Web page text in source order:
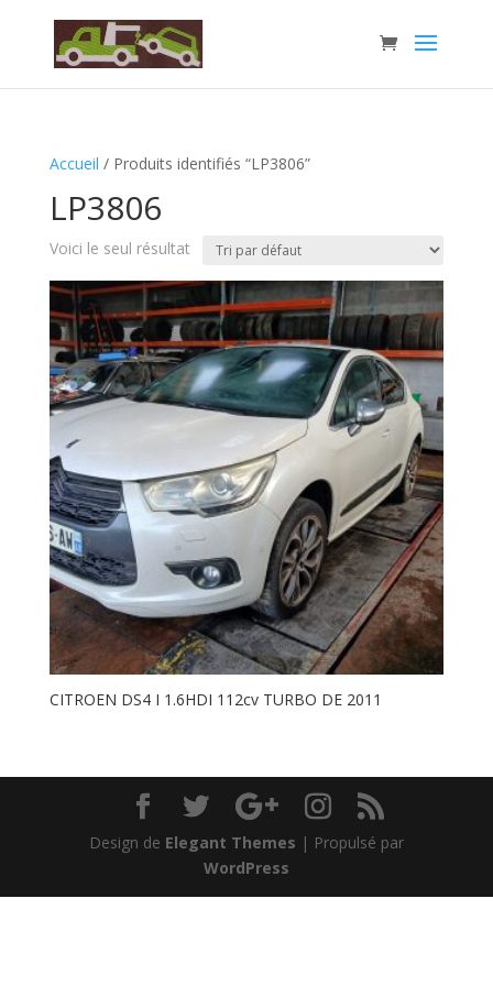
Accueil / Produits identifiés “LP3806”
LP3806
Voici le seul résultat
CITROEN DS4 I 1.6HDI 112cv TURBO DE 2011
Design de Elegant Themes | Propulsé par
WordPress